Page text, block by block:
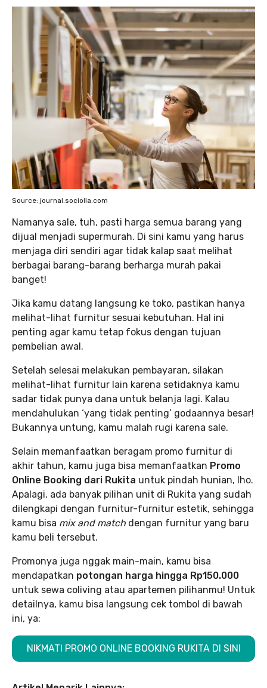
Source: journal.sociolla.com
Namanya sale, tuh, pasti harga semua barang yang
dijual menjadi supermurah. Di sini kamu yang harus
menjaga diri sendiri agar tidak kalap saat melihat
berbagai barang-barang berharga murah pakai
banget!
Jika kamu datang langsung ke toko, pastikan hanya
melihat-lihat furnitur sesuai kebutuhan. Hal ini
penting agar kamu tetap fokus dengan tujuan
pembelian awal.
Setelah selesai melakukan pembayaran, silakan
melihat-lihat furnitur lain karena setidaknya kamu
sadar tidak punya dana untuk belanja lagi. Kalau
mendahulukan ‘yang tidak penting’ godaannya besar!
Bukannya untung, kamu malah rugi karena sale.
Selain memanfaatkan beragam promo furnitur di
akhir tahun, kamu juga bisa memanfaatkan Promo
Online Booking dari Rukita untuk pindah hunian, lho.
Apalagi, ada banyak pilihan unit di Rukita yang sudah
dilengkapi dengan furnitur-furnitur estetik, sehingga
kamu bisa mix and match dengan furnitur yang baru
kamu beli tersebut.
Promonya juga nggak main-main, kamu bisa
mendapatkan potongan harga hingga Rp150.000
untuk sewa coliving atau apartemen pilihanmu! Untuk
detailnya, kamu bisa langsung cek tombol di bawah
ini, ya:
NIKMATI PROMO ONLINE BOOKING RUKITA DI SINI